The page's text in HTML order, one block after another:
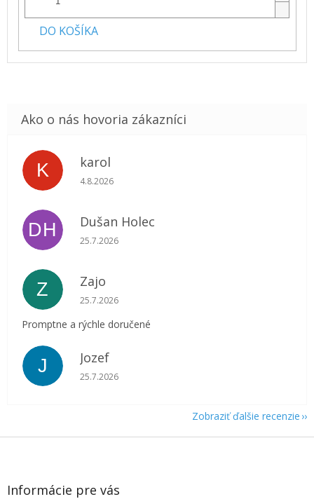
DO KOŠÍKA
K karol
Hodnotenie obchodu je 5 z 5 hviezdičiek.
4.8.2026
DH Dušan Holec
Hodnotenie obchodu je 5 z 5 hviezdičiek.
25.7.2026
Z Zajo
Hodnotenie obchodu je 5 z 5 hviezdičiek.
25.7.2026
Promptne a rýchle doručené
J Jozef
Hodnotenie obchodu je 5 z 5 hviezdičiek.
25.7.2026
Zobraziť ďalšie recenzie
Z
Informácie pre vás